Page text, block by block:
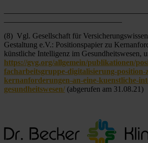
(8)  Vgl. Gesellschaft für
Gestaltung e.V.: Positionspapier zu
https://gvg.org/allgemein/publikationen/
facharbeitsgruppe-digitalisierung-position-
kernanforderungen-an-eine-kuenstliche-
gesundheitswesen/ (abgerufen am 31.08.21)